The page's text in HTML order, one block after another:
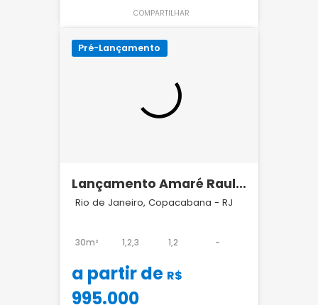
COMPARTILHAR
Pré-Lançamento
Lançamento Amaré Raul
Pompéia Arpoador
Rio de Janeiro, Copacabana - RJ
30m² 1,2,3 1,2 -
a partir de R$
995.000